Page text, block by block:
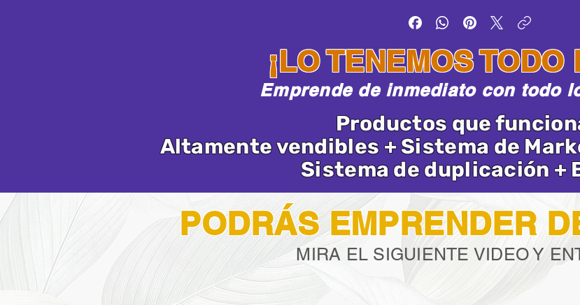
¡LO TENEMOS TODO
Emprende de inmediato con todo
Productos que
Altamente vendibles + Sistema de
Sistema de duplicación +
PODRÁS EMPRENDER
MIRA EL SIGUIENTE VIDEO Y